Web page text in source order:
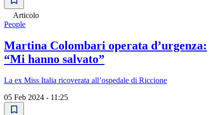
Articolo
People
Martina Colombari operata d’urgenza:
“Mi hanno salvato”
La ex Miss Italia ricoverata all’ospedale di Riccione
05 Feb 2024 - 11:25